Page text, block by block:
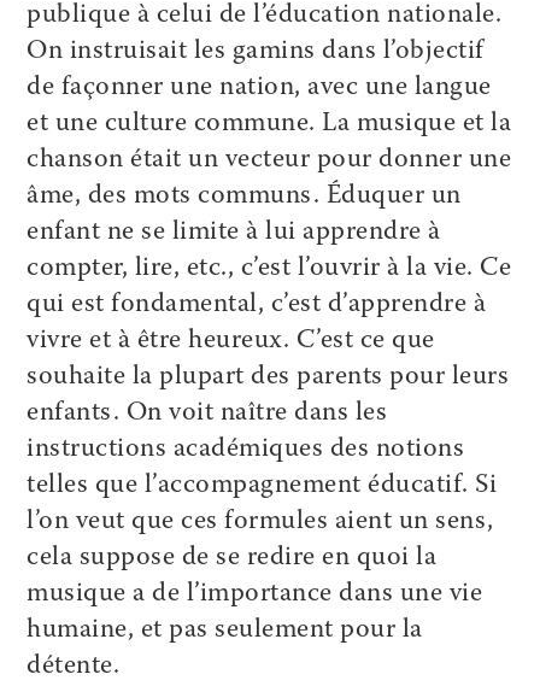
publique à celui de l’éducation nationale.
On instruisait les gamins dans l’objectif
de façonner une nation, avec une langue
et une culture commune. La musique et la
chanson était un vecteur pour donner une
âme, des mots communs. Éduquer un
enfant ne se limite à lui apprendre à
compter, lire, etc., c’est l’ouvrir à la vie. Ce
qui est fondamental, c’est d’apprendre à
vivre et à être heureux. C’est ce que
souhaite la plupart des parents pour leurs
enfants. On voit naître dans les
instructions académiques des notions
telles que l’accompagnement éducatif. Si
l’on veut que ces formules aient un sens,
cela suppose de se redire en quoi la
musique a de l’importance dans une vie
humaine, et pas seulement pour la
détente.